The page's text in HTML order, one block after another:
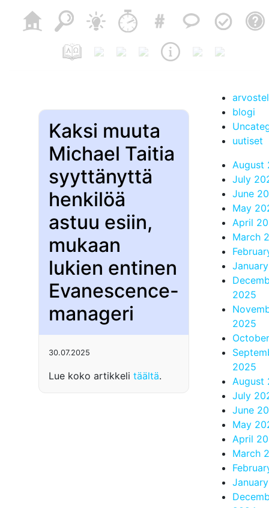
Kaksi muuta
Michael Taitia
syyttänyttä
henkilöä
astuu esiin,
mukaan
lukien entinen
Evanescence-
manageri
30.07.2025
Lue koko artikkeli täältä.
blogi
uutiset
August
July
June
May
April
March
2025
2025
2025
August
July
June
May
April
March